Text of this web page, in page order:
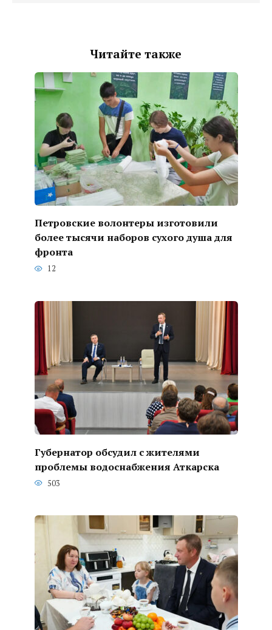
Читайте также
Петровские волонтеры изготовили
более тысячи наборов сухого душа для
фронта
12
Губернатор обсудил с жителями
проблемы водоснабжения Аткарска
503